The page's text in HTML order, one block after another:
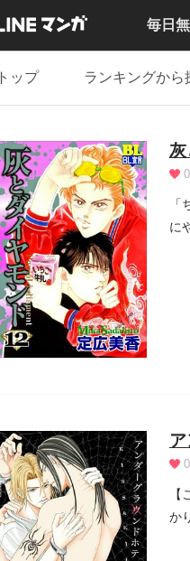
毎日
トップ ランキングから
0
に
0
か